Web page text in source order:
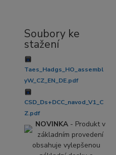
Soubory ke
stažení
Taes_Hadgs_HO_assembl
yW_CZ_EN_DE.pdf
CSD_Ds+DCC_navod_V1_C
Z.pdf
NOVINKA- Produkt v
základním provedení
obsahuje vylepšenou